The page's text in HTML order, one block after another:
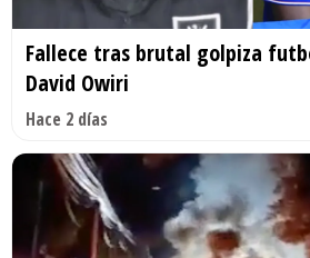
Fallece tras brutal golpiza
David Owiri
Hace 2 días